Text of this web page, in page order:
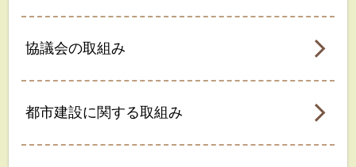
協議会の取組み
都市建設に関する取組み